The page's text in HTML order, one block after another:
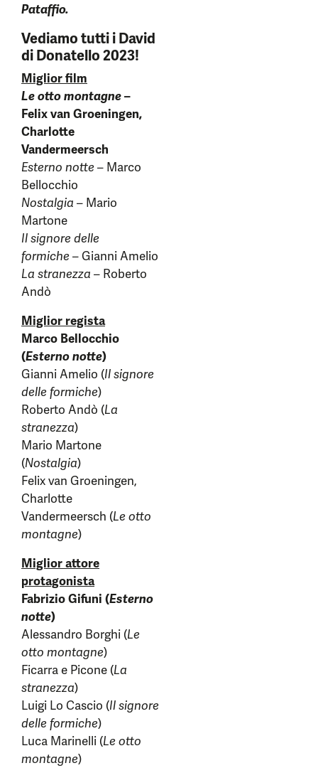
Pataffio.
Vediamo tutti i David
di Donatello 2023!
Miglior film
Le otto montagne–
Felix van Groeningen,
Charlotte
Vandermeersch
Esterno notte – Marco
Bellocchio
Nostalgia – Mario
Martone
Il signore delle
formiche – Gianni Amelio
La stranezza – Roberto
Andò
Miglior regista
Marco Bellocchio
(Esterno notte)
Gianni Amelio (Il signore
delle formiche)
Roberto Andò (La
stranezza)
Mario Martone
(Nostalgia)
Felix van Groeningen,
Charlotte
Vandermeersch (Le otto
montagne)
Miglior attore
protagonista
Fabrizio Gifuni (Esterno
notte)
Alessandro Borghi (Le
otto montagne)
Ficarra e Picone (La
stranezza)
Luigi Lo Cascio (Il signore
delle formiche)
Luca Marinelli (Le otto
montagne)